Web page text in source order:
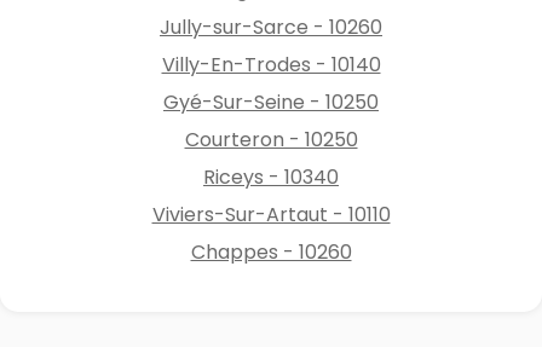
sur le service PERCEVAL
(accessible en ligne).
Contactez votre banque
pour essayer de vous faire
rembourser. Certaines
banques exigeront la preuve
du dépôt de plainte pour
Jully-sur-Sarce - 10260
Villy-En-Trodes - 10140
Gyé-Sur-Seine - 10250
Courteron - 10250
Riceys - 10340
Viviers-Sur-Artaut - 10110
Chappes - 10260